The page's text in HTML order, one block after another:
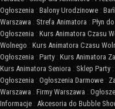
Ogłoszenia : Balony Urodzinowe :
Warszawa : Strefa Animatora : Płyn
Ogłoszenia : Kurs Animatora Czasu
Wolnego : Kurs Animatora Czasu
Ogłoszenia : Party : Kurs Animatora
Kurs Animatora Seniora : Sklep Party :
Ogłoszenia : Ogłoszenia Darmowe :
Warszawa : Firmy Warszawa :
Informacje : Akcesoria do Bubble